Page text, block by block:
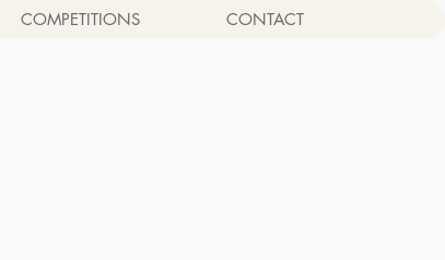
COMPETITIONS CONTACT